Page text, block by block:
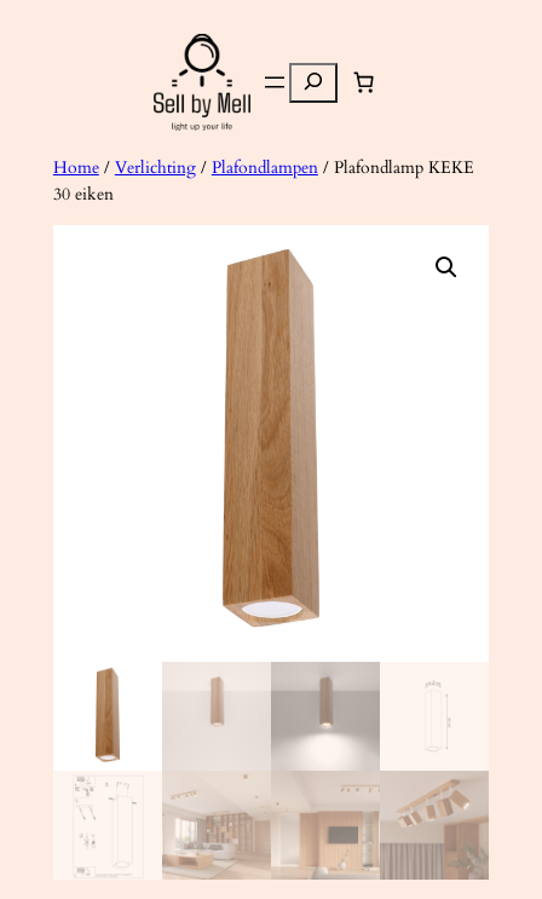
Zoeken
Home/ Verlichting/ Plafondlampen/ Plafondlamp KEKE
30 eiken